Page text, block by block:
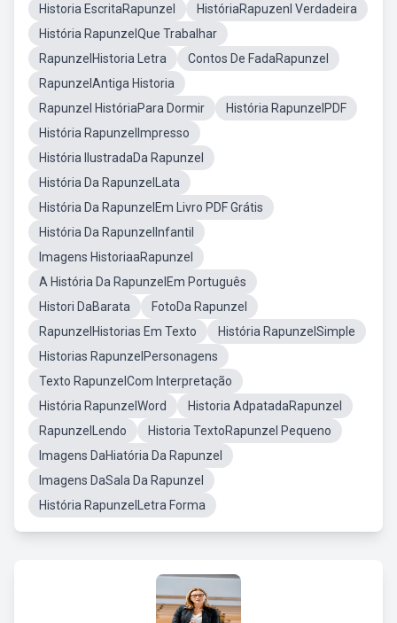
Historia EscritaRapunzel
HistóriaRapuzenl Verdadeira
História RapunzelQue Trabalhar
RapunzelHistoria Letra
Contos De FadaRapunzel
RapunzelAntiga Historia
Rapunzel HistóriaPara Dormir
História RapunzelPDF
História RapunzelImpresso
História IlustradaDa Rapunzel
História Da RapunzelLata
História Da RapunzelEm Livro PDF Grátis
História Da RapunzelInfantil
Imagens HistoriaaRapunzel
A História Da RapunzelEm Português
Histori DaBarata
FotoDa Rapunzel
RapunzelHistorias Em Texto
História RapunzelSimple
Historias RapunzelPersonagens
Texto RapunzelCom Interpretação
História RapunzelWord
Historia AdpatadaRapunzel
RapunzelLendo
Historia TextoRapunzel Pequeno
Imagens DaHiatória Da Rapunzel
Imagens DaSala Da Rapunzel
História RapunzelLetra Forma